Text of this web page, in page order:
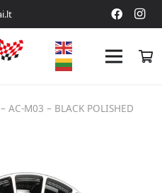
AC-M03 – BLACK POLISHED